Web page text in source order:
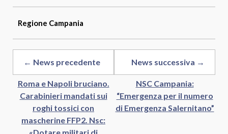
Regione Campania
← News precedente
Roma e Napoli bruciano.
Carabinieri mandati sui
roghi tossici con
mascherine FFP2. Nsc:
News successiva →
NSC Campania:
“Emergenza per il numero
di Emergenza Salernitano”